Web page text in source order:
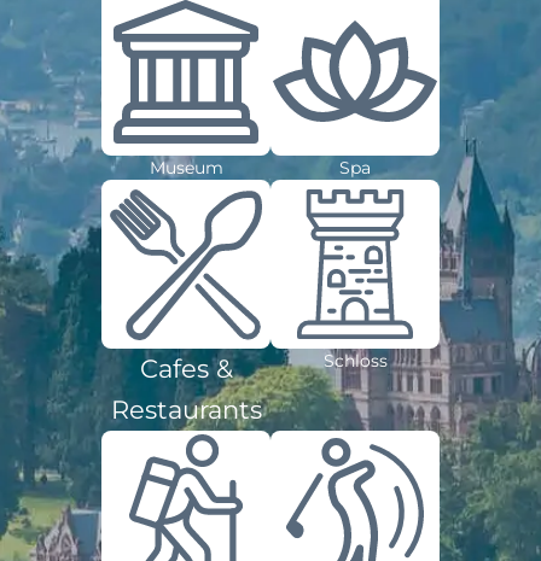
Museum Spa
Cafes &
Restaurants
Schloss